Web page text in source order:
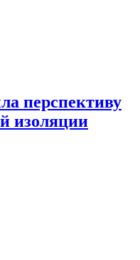
перспективу
изоляции